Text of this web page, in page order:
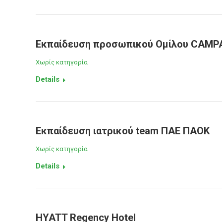
Εκπαίδευση προσωπικού Ομίλου
Χωρίς κατηγορία
Details
Εκπαίδευση ιατρικού team ΠΑΕ ΠΑΟΚ
Χωρίς κατηγορία
Details
HYATT Regency Hotel